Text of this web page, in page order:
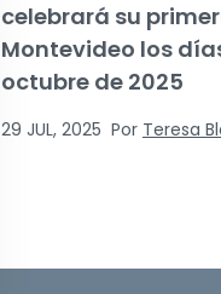
celebrará su
Montevideo los
octubre de 2025
29 JUL, 2025 Por Teresa